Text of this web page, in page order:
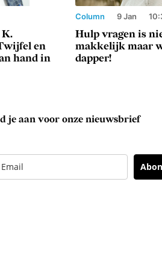
K.
en
hand in
Column 9 Jan
Hulp vragen is
makkelijk maar
dapper!
je aan voor onze nieuwsbrief